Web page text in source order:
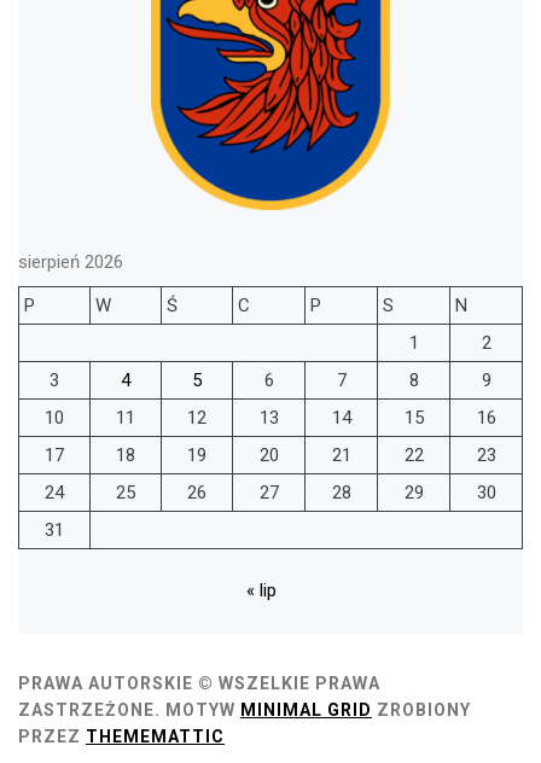
sierpień 2026
P
W Ś C P S
N
1
2
3
4 5 6 7 8
9
10
11 12 13 14 15
16
17
18 19 20 21 22
23
24
25 26 27 28 29
30
31
« lip
PRAWA AUTORSKIE © WSZELKIE PRAWA
ZASTRZEŻONE. MOTYW MINIMAL GRID ZROBIONY
PRZEZ THEMEMATTIC